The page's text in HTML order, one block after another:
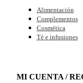
Alimentación
Complementos
Cosmética
Té e infusiones
MI CUENTA /